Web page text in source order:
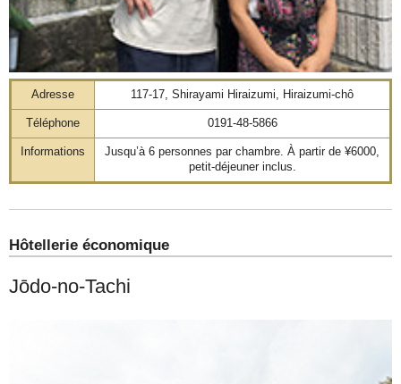
Adresse 117-17, Shirayami Hiraizumi, Hiraizumi-chô
Téléphone 0191-48-5866
Informations
Jusqu’à 6 personnes par chambre. À partir de ¥6000,
petit-déjeuner inclus.
Hôtellerie économique
Jōdo-no-Tachi